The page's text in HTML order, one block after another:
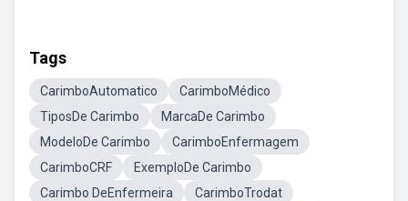
Tags
CarimboAutomatico
CarimboMédico
TiposDe Carimbo
MarcaDe Carimbo
ModeloDe Carimbo
CarimboEnfermagem
CarimboCRF
ExemploDe Carimbo
Carimbo DeEnfermeira
CarimboTrodat